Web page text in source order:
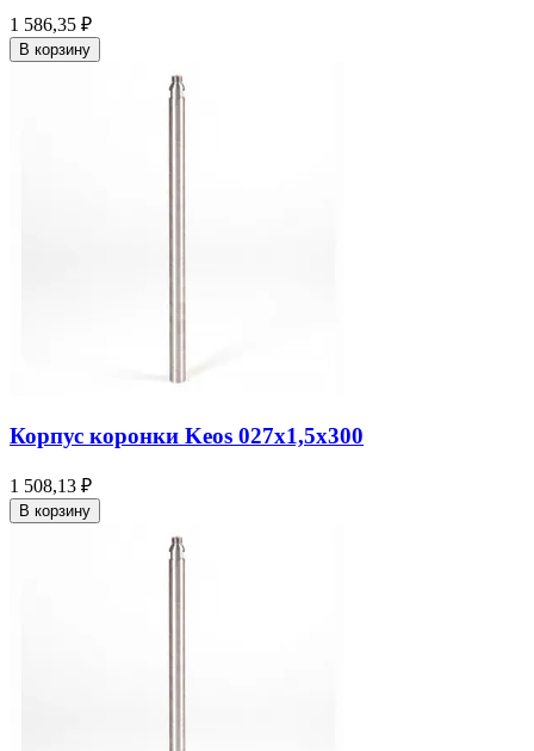
1 586,35 ₽
В корзину
Корпус коронки Keos 027x1,5x300
1 508,13 ₽
В корзину